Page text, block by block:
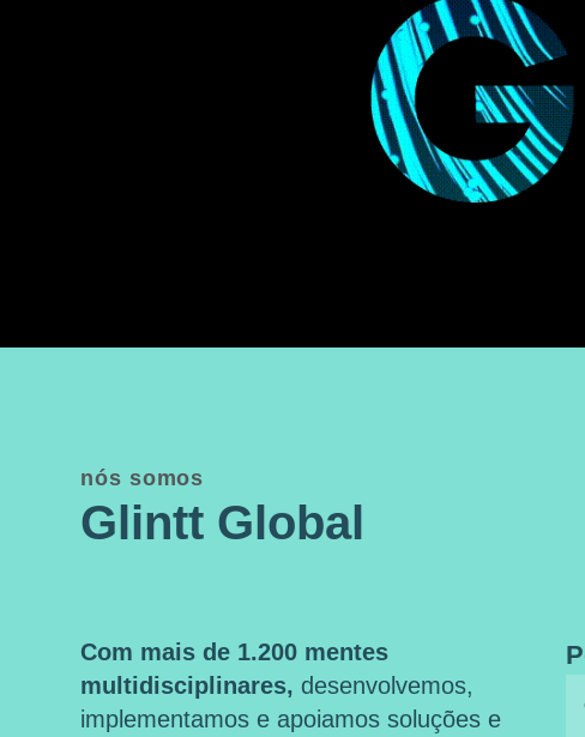
nós somos
Glintt Global
Com mais de 1.200 mentes
multidisciplinares, desenvolvemos,
implementamos e apoiamos soluções e